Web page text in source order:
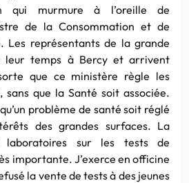
qui murmure à l’oreille de
de la Consommation et de
Les représentants de la grande
leur temps à Bercy et arrivent
que ce ministère règle les
sans que la Santé soit associée.
problème de santé soit réglé
des grandes surfaces. La
laboratoires sur les tests de
importante. J’exerce en officine
la vente de tests à des jeunes